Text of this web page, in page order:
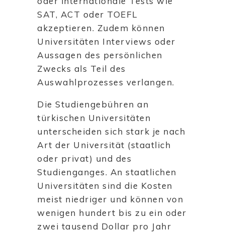
SAT, ACT oder TOEFL
akzeptieren. Zudem können
Universitäten Interviews oder
Aussagen des persönlichen
Zwecks als Teil des
Auswahlprozesses verlangen.
Die Studiengebühren an
türkischen Universitäten
unterscheiden sich stark je nach
Art der Universität (staatlich
oder privat) und des
Studienganges. An staatlichen
Universitäten sind die Kosten
meist niedriger und können von
wenigen hundert bis zu ein oder
zwei tausend Dollar pro Jahr